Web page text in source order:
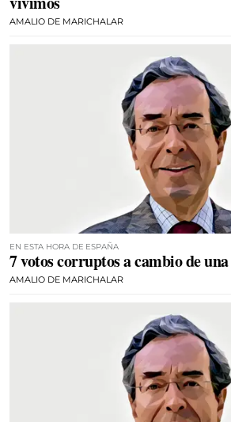
AMALIO DE MARICHALAR
EN ESTA HORA DE ESPAÑA
7 votos corruptos a cambio de
AMALIO DE MARICHALAR